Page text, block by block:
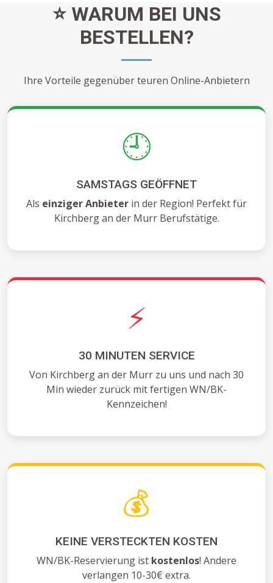
⭐ WARUM BEI UNS
BESTELLEN?
Ihre Vorteile gegenüber teuren Online-Anbietern
🕘
SAMSTAGS GEÖFFNET
Als einziger Anbieter in der Region! Perfekt für
Kirchberg an der Murr Berufstätige.
⚡
30 MINUTEN SERVICE
Von Kirchberg an der Murr zu uns und nach 30
Min wieder zurück mit fertigen WN/BK-
Kennzeichen!
💰
KEINE VERSTECKTEN KOSTEN
WN/BK-Reservierung ist kostenlos! Andere
verlangen 10-30€ extra.